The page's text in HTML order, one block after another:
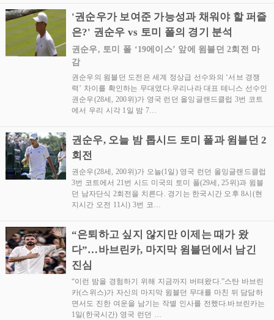
'권순우가 보여준 가능성과 채워야 할 퍼즐
은?' 권순우 vs 토미 폴의 경기 분석
권순우, 토미 폴 ‘19에이스’ 앞에 윔블던 2회전 마
감
권순우의 윔블던 도전은 세계 정상급 선수와의 ‘서브 경쟁
력’ 차이를 확인하는 무대였다.우리나라 대표 테니스 선수인
권순우(28세, 200위)가 영국 런던 올잉글랜드클럽 3번 코트
에서 우리 시각 1일 밤 7…
권순우, 오늘 밤 톱시드 토미 폴과 윔블던 2
회전
권순우(28세, 200위)가 오늘(1일) 영국 런던 올잉글랜드클럽
3번 코트에서 21번 시드 미국의 토미 폴(29세, 25위)과 윔블
던 남자단식 2회전을 치른다. 경기는 한국시간 오후 8시(현
지시간 오전 11시) 3번 코…
“은퇴하고 싶지 않지만 이제는 때가 왔
다”…바브린카, 마지막 윔블던에서 남긴
진심
“이런 밤을 경험하기 위해 지금까지 버텨왔다.”스탄 바브린
카(스위스)가 자신의 마지막 윔블던 무대를 마친 뒤 담담하
면서도 진한 여운을 남기는 작별 인사를 전했다.바브린카는
1일(한국시간) 영국 런던 …